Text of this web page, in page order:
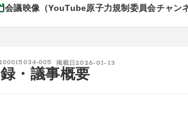
会議映像（YouTube原子力規制委員会チャン
005 掲載日 2026-01-13
・議事概要